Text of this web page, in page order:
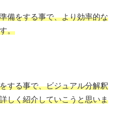
備をする事で、より効率的な
。
する事で、ビジュアル分解釈
しく紹介していこうと思いま